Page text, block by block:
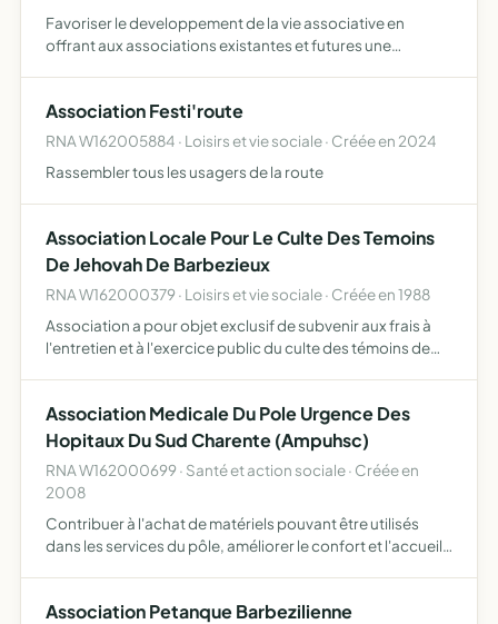
Favoriser le developpement de la vie associative en
offrant aux associations existantes et futures une
techniques…
Association Festi'route
RNA W162005884 · Loisirs et vie sociale · Créée en 2024
Rassembler tous les usagers de la route
Association Locale Pour Le Culte Des Temoins
De Jehovah De Barbezieux
RNA W162000379 · Loisirs et vie sociale · Créée en 1988
Association a pour objet exclusif de subvenir aux frais à
l'entretien et à l'exercice public du culte des témoins de
Association Medicale Du Pole Urgence Des
Hopitaux Du Sud Charente (Ampuhsc)
RNA W162000699 · Santé et action sociale · Créée en
2008
Contribuer à l'achat de matériels pouvant être utilisés
dans les services du pôle, améliorer le confort et l'accueil
Association Petanque Barbezilienne